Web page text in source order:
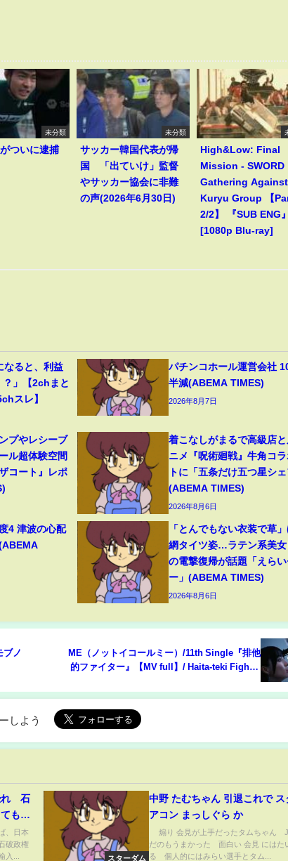
未分類
ついに逮捕
未分類
サッカー韓国代表が帰
国 「出ていけ」監督
やサッカー協会に非難
の声(2026年6月30日)
High&Low: Final
Mission - SWORD
Gathering Against
Kuryu Group 【
2/2】 『SUB ENG』
[1080p Blu-ray]
なると、利益
？」【2chまと
スレ】
パチンコホール運営会社
半減(ABEMA TIMES)
2026年8月7日
プやレシーブ
ル超体験空間
コート』レポ
着こなしがまるで高級店
ニメ『呪術廻戦』牛角コ
トに「五条だけ五つ星シェ
(ABEMA TIMES)
2026年8月6日
4 津波の心配
「とんでもない衣装で草
網タイツ姿…ラテン系美女
の電撃復帰が話題「えら
ー」(ABEMA TIMES)
2026年8月6日
ブノ
≠ME（ノットイコールミー）/11th Single『排他
的ファイター』【MV full】/ Haita-teki Fighter
しよう
れ 石
もっ
4月3
、日本
破政権
入...
スターダム
中野 たむちゃん 引退これで ス
アコン まっしぐら か
煽り 会見が上手だったタムちゃん
だのもうまかった 面白い 会見 にはた
る 個人的にはみらい選手とタム...